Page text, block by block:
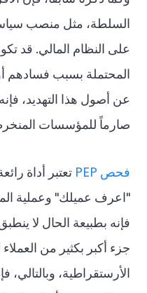
السلطة، مثل منصب
على النظام المالي. قد
المحتملة بسبب فسادهم
عن أصول هذا التهديد،
صارماً للمؤسسات
فحص PEP
تعتبر أداة
"اعرف عميلك" وعملية
فإنه بطبيعة الحال لا
جزء أكبر بكثير من العملاء